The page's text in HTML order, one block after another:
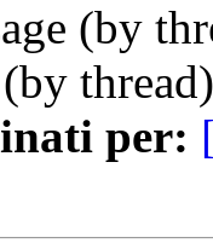
(by
(by
per: